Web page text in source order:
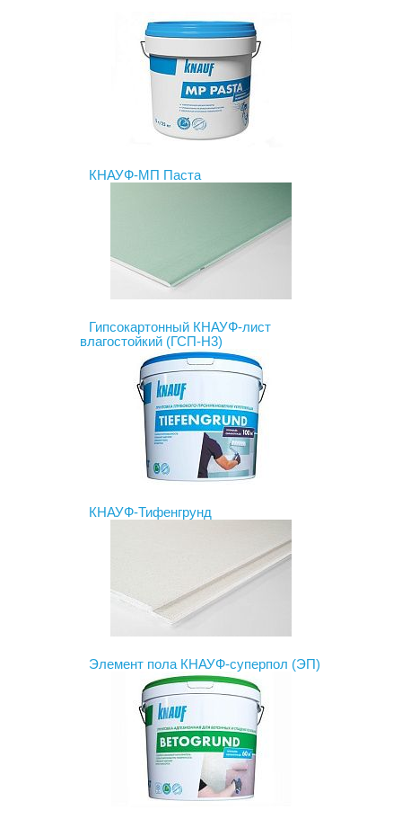
КНАУФ-МП Паста
Гипсокартонный КНАУФ-лист
влагостойкий (ГСП-Н3)
КНАУФ-Тифенгрунд
Элемент пола КНАУФ-суперпол (ЭП)